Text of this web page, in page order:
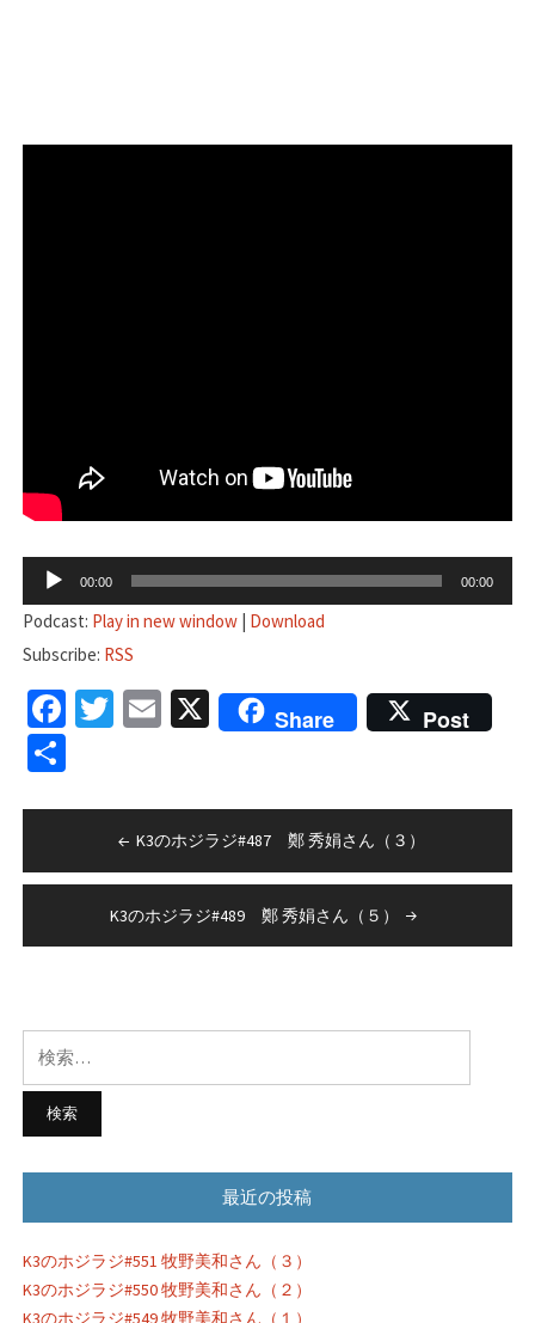
声
ー
ヤ
ー
00:00 00:00
Podcast: Play in new window| Download
Subscribe: RSS
Facebook
Twitter
Email
X Share Post
共
稿
ビ
ー
シ
ョ
ン
K3のホジラジ#487 鄭 秀娟さん（３）
K3のホジラジ#489 鄭 秀娟さん（５）
索:
最近の投稿
K3のホジラジ#551 牧野美和さん（３）
K3のホジラジ#550 牧野美和さん（２）
K3のホジラジ#549 牧野美和さん（１）